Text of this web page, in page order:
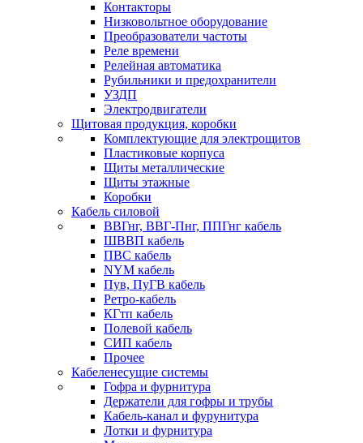
Контакторы
Низковольтное оборудование
Преобразователи частоты
Реле времени
Релейная автоматика
Рубильники и предохранители
УЗДП
Электродвигатели
Щитовая продукция, коробки
Комплектующие для электрощитов
Пластиковые корпуса
Щиты металлические
Щиты этажные
Коробки
Кабель силовой
ВВГнг, ВВГ-Пнг, ППГнг кабель
ШВВП кабель
ПВС кабель
NYM кабель
Пув, ПуГВ кабель
Ретро-кабель
КГтп кабель
Полевой кабель
СИП кабель
Прочее
Кабеленесущие системы
Гофра и фурнитура
Держатели для гофры и трубы
Кабель-канал и фурунитура
Лотки и фурнитура